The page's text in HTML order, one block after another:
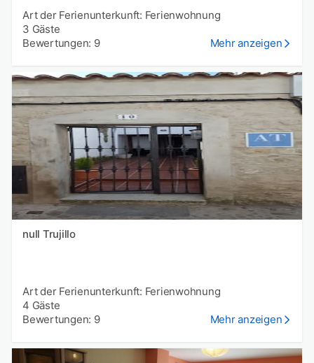
Art der Ferienunterkunft: Ferienwohnung
3 Gäste
Bewertungen: 9
Mehr anzeigen
null Trujillo
Art der Ferienunterkunft: Ferienwohnung
4 Gäste
Bewertungen: 9
Mehr anzeigen